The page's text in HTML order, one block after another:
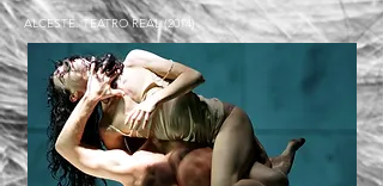
ALCESTE. TEATRO REAL (2014)